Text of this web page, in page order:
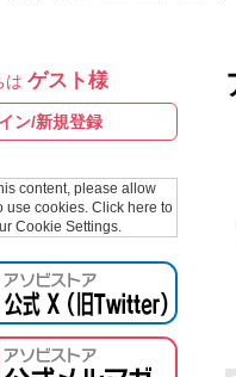
CD / Blu-
マス ヴイアライヴ
リーズ
は ゲスト様
ン/新規登録
content, please allow
use cookies. Click here to
Cookie Settings.